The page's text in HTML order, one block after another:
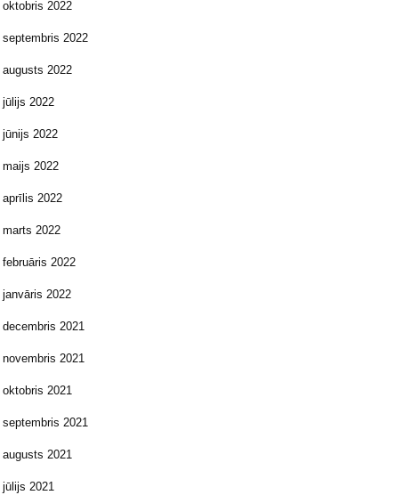
oktobris 2022
septembris 2022
augusts 2022
jūlijs 2022
jūnijs 2022
maijs 2022
aprīlis 2022
marts 2022
februāris 2022
janvāris 2022
decembris 2021
novembris 2021
oktobris 2021
septembris 2021
augusts 2021
jūlijs 2021